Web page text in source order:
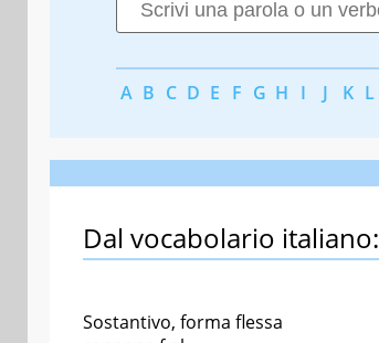
A B C D E F G H I J K L
Dal vocabolario italiano:
Sostantivo, forma flessa